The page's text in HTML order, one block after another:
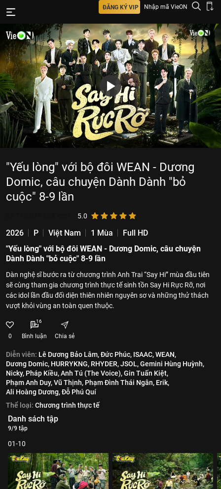
ĐĂNG KÝ VIP Nhập mã VieON
"Yếu lòng" với bộ đôi WEAN - Dương
Domic, câu chuyện Dành Dành "bỏ
cuộc" 8-9 lần
5.0
2026 P Việt Nam 1 Mùa
Full HD
"Yếu lòng" với bộ đôi WEAN - Dương Domic, câu chuyện
Dành Dành "bỏ cuộc" 8-9 lần
Dàn nghệ sĩ bước ra từ chương trình Anh Trai “Say Hi” mùa đầu tiên
sẽ cùng tham gia chương trình thực tế sinh tồn Say Hi Rực Rỡ, nơi
các idol lần đầu đối diện thiên nhiên nguyên sơ và những thử thách
vượt khỏi vùng an toàn quen thuộc.
0
16
Bình luận Chia sẻ
Diễn viên: Lê Dương Bảo Lâm,Đức Phúc, ISAAC,WEAN,
Dương Domic, HURRYKNG, RHYDER,JSOL,Gemini Hùng Huỳnh,
Nicky, Pháp Kiều,Anh Tú (The Voice),Gin Tuấn Kiệt,
Phạm Anh Duy,Vũ Thịnh, Phạm Đình Thái Ngân, Erik,
Ali Hoàng Dương,Đỗ Phú Quí
Thể loại: Chương trình thực tế
Danh sách tập
9/9 tập
01-10